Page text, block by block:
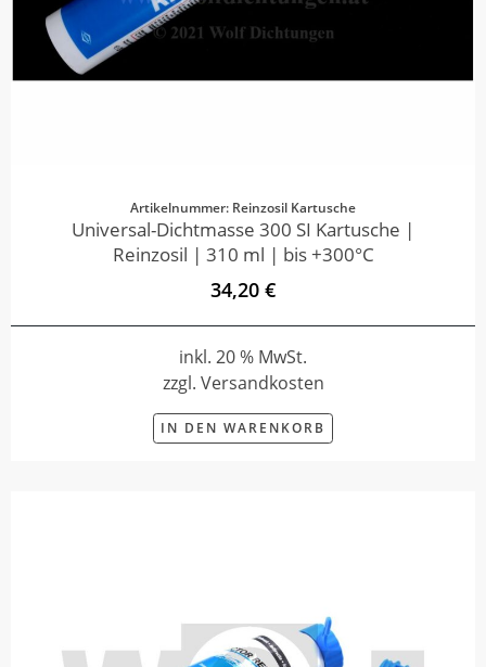
Artikelnummer: Reinzosil Kartusche
Universal-Dichtmasse 300 SI Kartusche |
Reinzosil | 310 ml | bis +300°C
34,20 €
inkl. 20 % MwSt.
zzgl. Versandkosten
IN DEN WARENKORB